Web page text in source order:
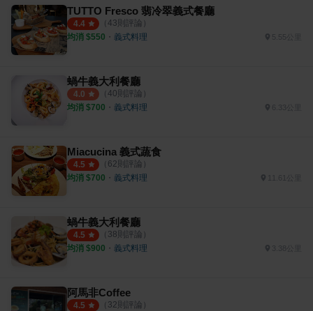
TUTTO Fresco 翡冷翠義式餐廳
4.4 （ 43則評論）
均消 $550 ・ 義式料理 5.55公里
蝸牛義大利餐廳
4.0 （ 40則評論）
均消 $700 ・ 義式料理 6.33公里
Miacucina 義式蔬食
4.5 （ 62則評論）
均消 $700 ・ 義式料理 11.61公里
蝸牛義大利餐廳
4.5 （ 38則評論）
均消 $900 ・ 義式料理 3.38公里
阿馬非Coffee
4.5 （ 32則評論）